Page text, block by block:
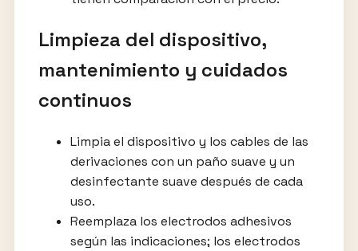
Limpieza del dispositivo,
mantenimiento y cuidados
continuos
Limpia el dispositivo y los cables de las
derivaciones con un paño suave y un
desinfectante suave después de cada
uso.
Reemplaza los electrodos adhesivos
según las indicaciones; los electrodos